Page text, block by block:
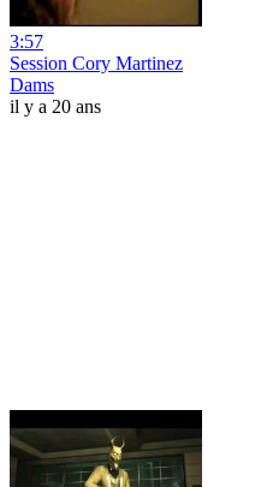
3:57
Session Cory Martinez
Dams
il y a 20 ans